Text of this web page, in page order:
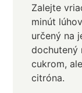
Zalejte
minút
určený na
dochutený
cukrom,
citróna.